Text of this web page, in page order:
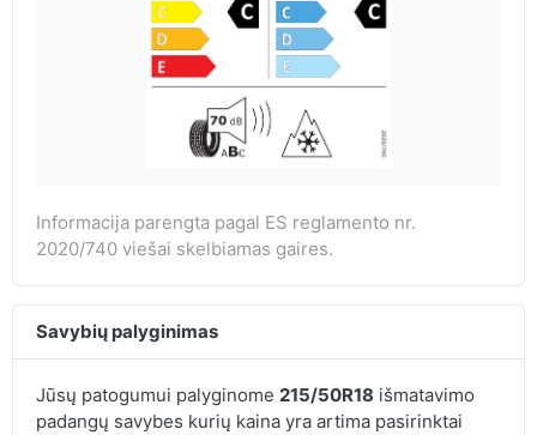
Informacija parengta pagal ES reglamento nr.
2020/740 viešai skelbiamas gaires.
Savybių palyginimas
Jūsų patogumui palyginome 215/50R18 išmatavimo
padangų savybes kurių kaina yra artima pasirinktai